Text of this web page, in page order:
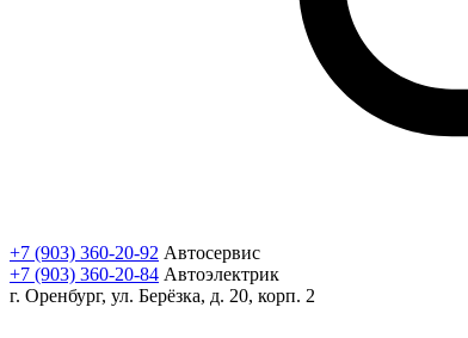
+7 (903) 360-20-92 Автосервис
+7 (903) 360-20-84 Автоэлектрик
г. Оренбург, ул. Берёзка, д. 20, корп. 2